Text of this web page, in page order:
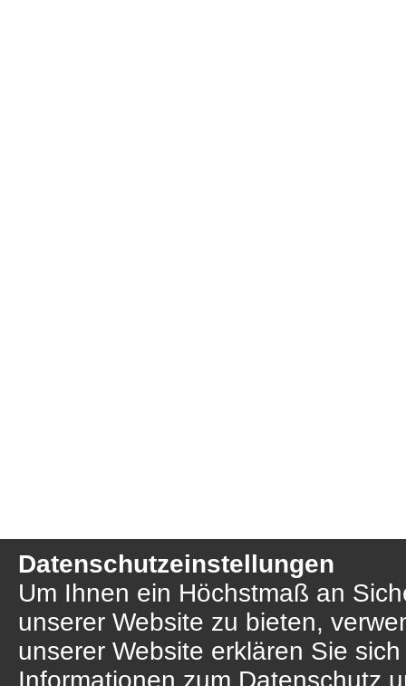
Datenschutzeinstellungen
Um Ihnen ein Höchstmaß an
unserer Website zu bieten,
unserer Website erklären Sie
Informationen zum Datenschutz